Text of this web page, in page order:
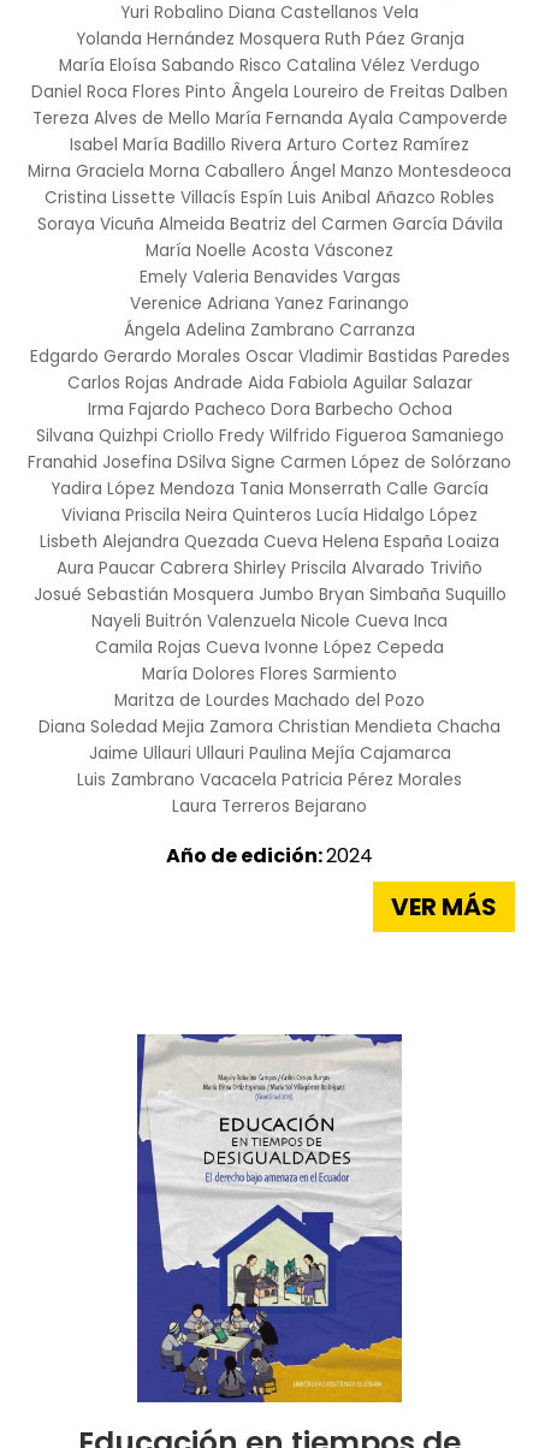
Yuri Robalino Diana Castellanos Vela
Yolanda Hernández Mosquera Ruth Páez Granja
María Eloísa Sabando Risco Catalina Vélez Verdugo
Daniel Roca Flores Pinto Ângela Loureiro de Freitas Dalben
Tereza Alves de Mello María Fernanda Ayala Campoverde
Isabel María Badillo Rivera Arturo Cortez Ramírez
Mirna Graciela Morna Caballero Ángel Manzo Montesdeoca
Cristina Lissette Villacís Espín Luis Anibal Añazco Robles
Soraya Vicuña Almeida Beatriz del Carmen García Dávila
María Noelle Acosta Vásconez
Emely Valeria Benavides Vargas
Verenice Adriana Yanez Farinango
Ángela Adelina Zambrano Carranza
Edgardo Gerardo Morales Oscar Vladimir Bastidas Paredes
Carlos Rojas Andrade Aida Fabiola Aguilar Salazar
Irma Fajardo Pacheco Dora Barbecho Ochoa
Silvana Quizhpi Criollo Fredy Wilfrido Figueroa Samaniego
Franahid Josefina DSilva Signe Carmen López de Solórzano
Yadira López Mendoza Tania Monserrath Calle García
Viviana Priscila Neira Quinteros Lucía Hidalgo López
Lisbeth Alejandra Quezada Cueva Helena España Loaiza
Aura Paucar Cabrera Shirley Priscila Alvarado Triviño
Josué Sebastián Mosquera Jumbo Bryan Simbaña Suquillo
Nayeli Buitrón Valenzuela Nicole Cueva Inca
Camila Rojas Cueva Ivonne López Cepeda
María Dolores Flores Sarmiento
Maritza de Lourdes Machado del Pozo
Diana Soledad Mejia Zamora Christian Mendieta Chacha
Jaime Ullauri Ullauri Paulina Mejía Cajamarca
Luis Zambrano Vacacela Patricia Pérez Morales
Laura Terreros Bejarano
Año de edición:2024
VER MÁS